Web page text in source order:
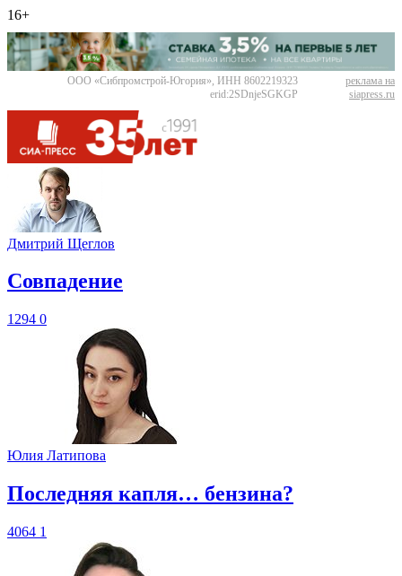
16+
ООО «Сибпромстрой-Югория», ИНН 8602219323
erid:2SDnjeSGKGP
реклама на
siapress.ru
Дмитрий Щеглов
​Совпадение
1294 0
Юлия Латипова
​Последняя капля… бензина?
4064 1